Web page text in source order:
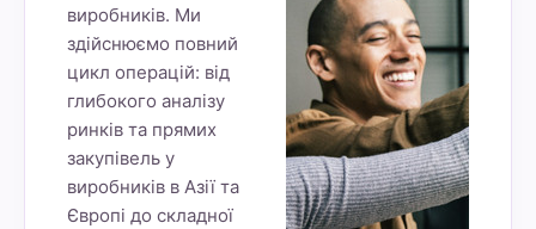
виробників. Ми
здійснюємо повний
цикл операцій: від
глибокого аналізу
ринків та прямих
закупівель у
виробників в Азії та
Європі до складної